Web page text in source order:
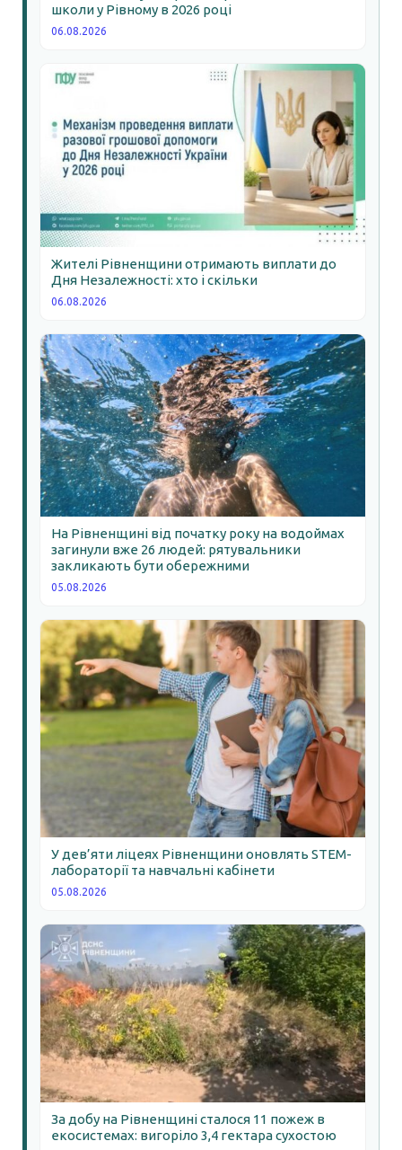
школи у Рівному в 2026 році
06.08.2026
Жителі Рівненщини отримають виплати до
Дня Незалежності: хто і скільки
06.08.2026
На Рівненщині від початку року на водоймах
загинули вже 26 людей: рятувальники
закликають бути обережними
05.08.2026
У дев’яти ліцеях Рівненщини оновлять STEM-
лабораторії та навчальні кабінети
05.08.2026
За добу на Рівненщині сталося 11 пожеж в
екосистемах: вигоріло 3,4 гектара сухостою